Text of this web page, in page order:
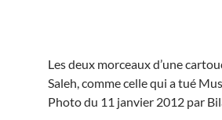
Les deux morceaux d’une
Saleh, comme celle qui a tué
Photo du 11 janvier 2012 par